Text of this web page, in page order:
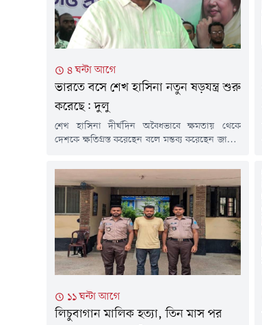
৪ ঘন্টা আগে
ভারতে বসে শেখ হাসিনা নতুন ষড়যন্ত্র শুরু
করেছে: দুলু
শেখ হাসিনা দীর্ঘদিন অবৈধভাবে ক্ষমতায় থেকে
দেশকে ক্ষতিগ্রস্ত করেছেন বলে মন্তব্য করেছেন জাতীয়
অ্যাডভোকেট রুহুল কুদ্দুস তালুকদার দুলু। তিনি
বলেন, দেশের মানুষ ঐক্যবদ্ধভাবে তার সরকারের
বিরুদ্ধে প্রতিবাদে ফুঁসে উঠেছিল। এর পরিপ্রেক্ষিতে
তিনি ভারতে গিয়ে আশ্রয় নিয়েছেন। বর্তমানে সেখান
থেকে শেখ হাসিনা নতুন করে...
১১ ঘন্টা আগে
লিচুবাগান মালিক হত্যা, তিন মাস পর